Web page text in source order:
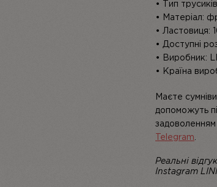
• Тип
• Матеріал:
• Ластовиця:
• Доступні
• Виробник:
• Країна
Маєте
допоможуть
задоволенням
Telegram
Реальні
Instagram